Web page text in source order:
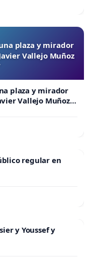
plaza y mirador
Vallejo Muñoz
plaza y mirador
Vallejo Muñoz
regular en
y Youssef y